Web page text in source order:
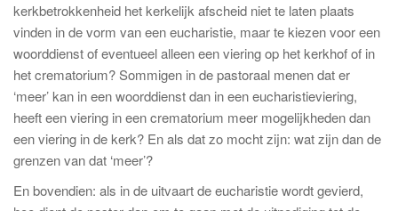
kerkbetrokkenheid het kerkelijk afscheid niet te laten plaats
vinden in de vorm van een eucharistie, maar te kiezen voor een
woorddienst of eventueel alleen een viering op het kerkhof of in
het crematorium? Sommigen in de pastoraal menen dat er
‘meer’ kan in een woorddienst dan in een eucharistieviering,
heeft een viering in een crematorium meer mogelijkheden dan
een viering in de kerk? En als dat zo mocht zijn: wat zijn dan de
grenzen van dat ‘meer’?
En bovendien: als in de uitvaart de eucharistie wordt gevierd,